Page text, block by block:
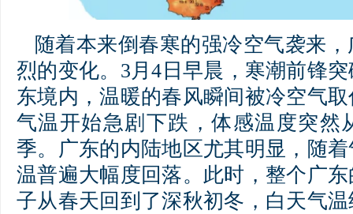
随着本来倒春寒的强冷空气袭来
烈的变化。3月4日早晨，寒潮前锋
东境内，温暖的春风瞬间被冷空气
气温开始急剧下跌，体感温度突然
季。广东的内陆地区尤其明显，随
温普遍大幅度回落。此时，整个广
子从春天回到了深秋初冬，白天气